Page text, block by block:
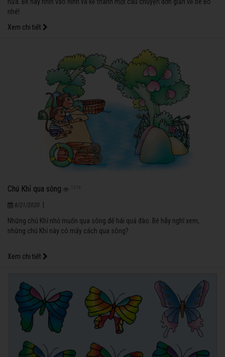
nữa. Bé hãy nhìn vào hình và kể thành một câu chuyện đơn giản về bé Bo
nhé!
Xem chi tiết
Chú Khỉ qua sông 1319
8/21/2020
Những chú Khỉ nhỏ muốn qua sông để hái quả đào. Bé hãy nghĩ xem,
những chú Khỉ này có mấy cách qua sông?
Xem chi tiết